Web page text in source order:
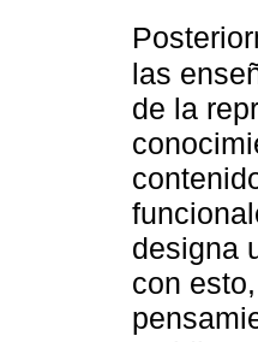
las
de la
designa
con